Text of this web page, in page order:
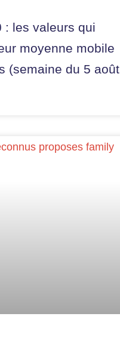
: les valeurs qui
moyenne mobile
(semaine du 5 août